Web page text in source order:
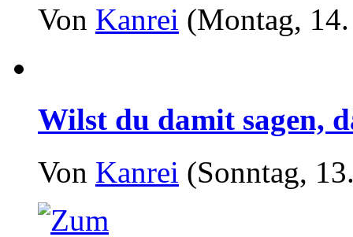
Von Kanrei (Montag,
Wilst du damit sagen,
Von Kanrei (Sonntag,